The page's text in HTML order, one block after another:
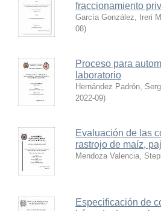
fraccionamiento
García González, Ireri
08)
Proceso para
laboratorio
Hernández Padrón,
2022-09)
Evaluación de las
rastrojo de maíz,
Mendoza Valencia,
Especificación de